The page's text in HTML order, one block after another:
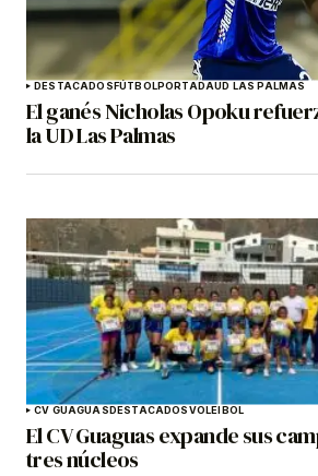
DESTACADOSFÚTBOLPORTADAUD LAS PALMAS
El ganés Nicholas Opoku
la UD Las Palmas
CV GUAGUASDESTACADOSVOLEIBOL
El CV Guaguas expande sus
tres núcleos